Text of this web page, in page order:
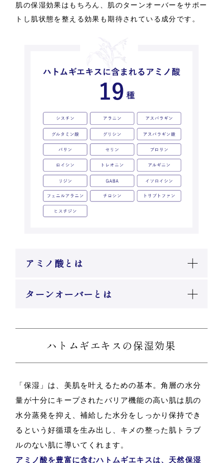
肌の保湿効果はもちろん、肌のターンオーバーをサポー
トし肌状態を整える効果も期待されている成分です。
アミノ酸とは
ターンオーバーとは
ハトムギエキスの保湿効果
「保湿」は、美肌を叶えるための基本。角層の水分
量が十分にキープされたバリア機能の高い肌は肌の
水分蒸発を抑え、補給した水分をしっかり保持でき
るという好循環を生み出し、キメの整った肌トラブ
ルのない肌に導いてくれます。
アミノ酸を豊富に含むハトムギエキスは、天然保湿